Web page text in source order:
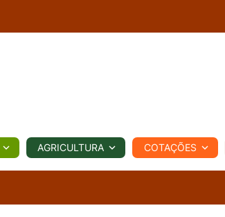
NOTÍCIAS AGROTEMPO REGIONAL
AGRICULTURA COTAÇÕES